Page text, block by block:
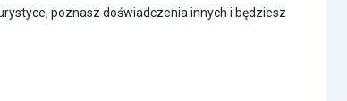
poznasz doświadczenia innych i będziesz